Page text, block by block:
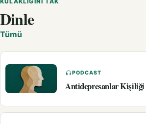
Dinle
Tümü
PODCAST
Antidepresanlar